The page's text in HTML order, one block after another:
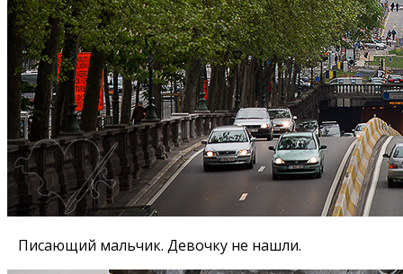
Писающий мальчик. Девочку не нашли.